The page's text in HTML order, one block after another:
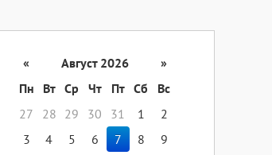
« Август 2026
»
Пн
Вт Ср Чт Пт Сб
Вс
27
28 29 30 31 1
2
3
4 5 6 7 8
9